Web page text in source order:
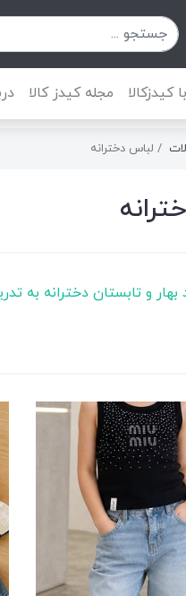
کیدزکالا مجله کیدز کالا
لباس دخترانه
و تابستان دخترانه به